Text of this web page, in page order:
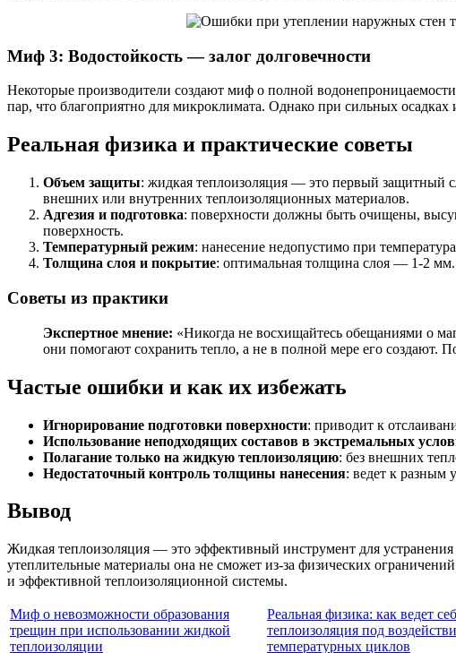
Миф 3: Водостойкость — залог долговечности
Некоторые производители создают миф о полной
пар, что благоприятно для микроклимата. Однако при сильных
Реальная физика и практические советы
Объем защиты: жидкая теплоизоляция — это первый защитный
внешних или внутренних теплоизоляционных материалов.
Адгезия и подготовка: поверхности должны быть очищены,
поверхность.
Температурный режим: нанесение недопустимо при
Толщина слоя и покрытие: оптимальная толщина слоя — 1-2
Советы из практики
Экспертное мнение: «Никогда не восхищайтесь обещаниями о
они помогают сохранить тепло, а не в полной мере его создают.
Частые ошибки и как их избежать
Игнорирование подготовки поверхности: приводит к
Использование неподходящих составов в экстремальных
Полагание только на жидкую теплоизоляцию: без внешних
Недостаточный контроль толщины нанесения: ведет к разным
Вывод
Жидкая теплоизоляция — это эффективный инструмент для
утеплительные материалы она не сможет из-за физических
и эффективной теплоизоляционной системы.
Миф о невозможности образования
трещин при использовании жидкой
теплоизоляции
Реальная физика: как ведет
теплоизоляция под
температурных циклов